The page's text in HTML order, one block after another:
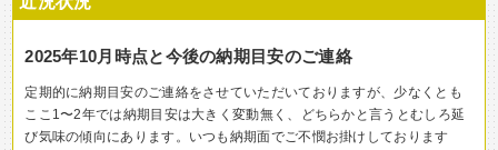
2025年10月時点と今後の納期目安のご連絡
定期的に納期目安のご連絡をさせていただいておりますが、少なくとも
ここ1〜2年では納期目安は大きく変動無く、どちらかと言うとむしろ延
び気味の傾向にあります。いつも納期面でご不憫お掛けしております